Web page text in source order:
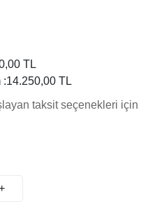
TL
:14.250,00 TL
taksit seçenekleri için